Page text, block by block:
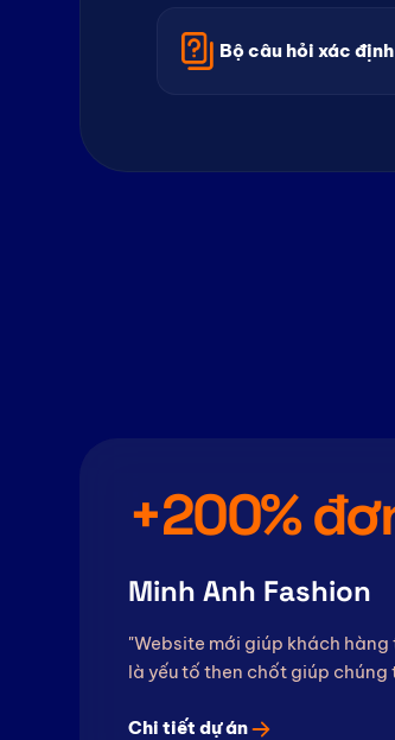
Bộ câu hỏi xác
+200%
Minh Anh Fashion
"Website mới giúp khách
là yếu tố then chốt giúp
Chi tiết dự án